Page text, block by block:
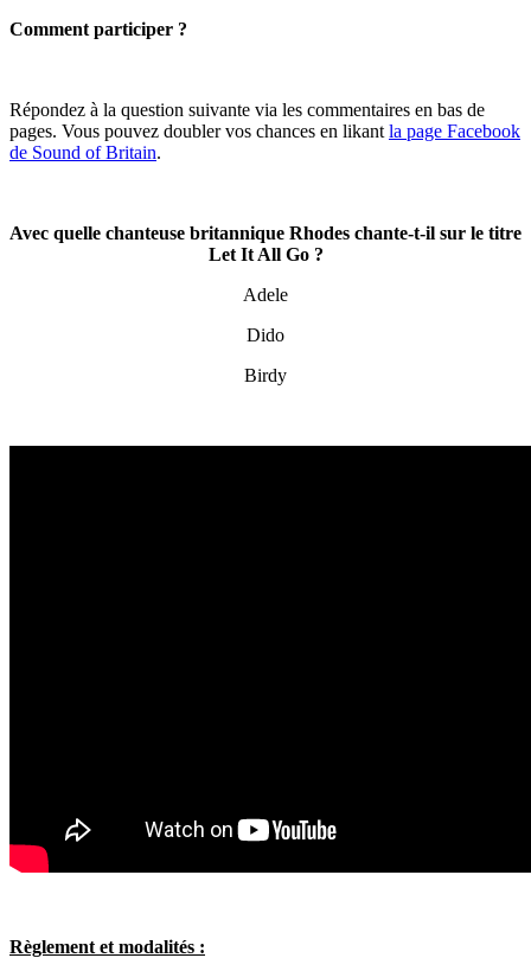
Comment participer ?
Répondez à la question suivante via les commentaires en bas de
pages. Vous pouvez doubler vos chances en likant la page Facebook
de Sound of Britain.
Avec quelle chanteuse britannique Rhodes chante-t-il sur le titre
Let It All Go ?
Adele
Dido
Birdy
Règlement et modalités :